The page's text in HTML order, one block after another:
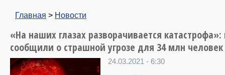
Главная > Новости
«На наших глазах разворачивается
сообщили о страшной угрозе для 34 млн человек
24.03.2021 - 6:30